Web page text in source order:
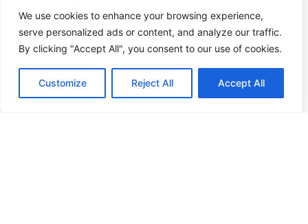
We use cookies to enhance your browsing experience,
serve personalized ads or content, and analyze our traffic.
By clicking "Accept All", you consent to our use of cookies.
Customize Reject All Accept All
Voordelen Hudson Cybertec
Stage & afstuderen
Nieuws